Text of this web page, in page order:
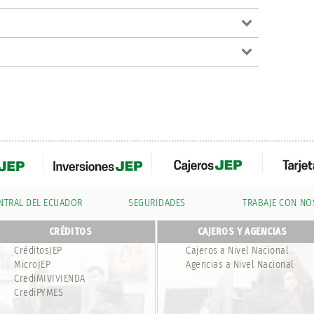
DEL ECUADOR SEGURIDADES TRABAJE CON
CRÉDITOS
CréditosJEP
MicroJEP
CrediMIVIVIENDA
CrediPYMES
CAJEROS Y AGENCIAS
Cajeros a Nivel Nacional
Agencias a Nivel Nacional